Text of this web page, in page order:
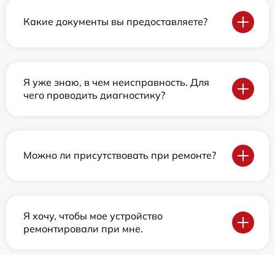
Какие документы вы предоставляете?
Я уже знаю, в чем неисправность. Для
чего проводить диагностику?
Можно ли присутствовать при ремонте?
Я хочу, чтобы мое устройство
ремонтировали при мне.